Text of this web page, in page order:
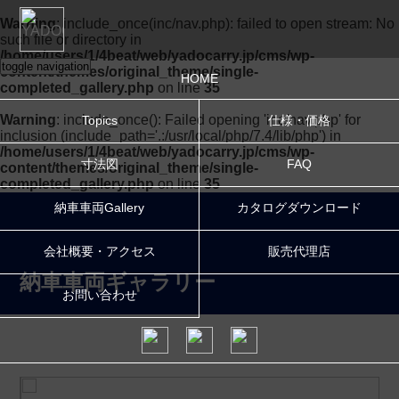
toggle navigation
HOME
Topics 仕様・価格
寸法図 FAQ
納車車両Gallery カタログダウンロード
会社概要・アクセス 販売代理店
お問い合わせ
Warning: include_once(inc/nav.php): failed to open stream: No
such file or directory in
/home/users/1/4beat/web/yadocarry.jp/cms/wp-
content/themes/original_theme/single-
completed_gallery.php on line35
Warning: include_once(): Failed opening 'inc/nav.php' for
inclusion (include_path='.:/usr/local/php/7.4/lib/php') in
/home/users/1/4beat/web/yadocarry.jp/cms/wp-
content/themes/original_theme/single-
completed_gallery.phpon line35
納車車両ギャラリー